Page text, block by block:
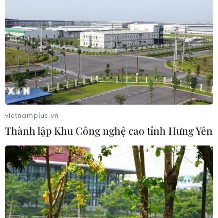
Italy nâng báo động đỏ trên toàn bộ
27 thành phố do nắng nóng kỷ lục
05/08/2026 06:31
CƠ QUAN CHỦ QUẢN: THÔNG TẤN XÃ VIỆT NAM
Tổng Biên tập: TRẦN TIẾN DUẨN
vietnamplus.vn
Thành lập Khu Công nghệ cao tỉnh Hưng Yên